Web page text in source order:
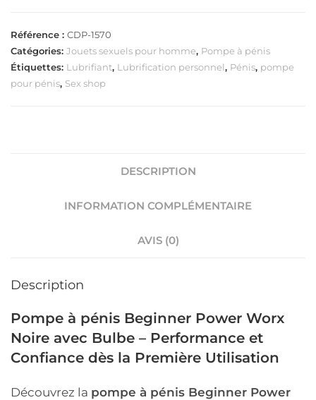
Référence : CDP-1570
Catégories: Jouets sexuels pour homme, Pompe à pénis
Étiquettes: Lubrifiant, Lubrification personnel, Pénis, pompe
pour pénis, Sex shop
DESCRIPTION
INFORMATION COMPLÉMENTAIRE
AVIS (0)
Description
Pompe à pénis Beginner Power Worx
Noire avec Bulbe – Performance et
Confiance dès la Première Utilisation
Découvrez la pompe à pénis Beginner Power